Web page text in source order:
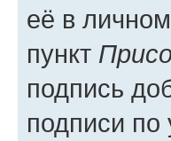
её в
пункт
подпись
подписи